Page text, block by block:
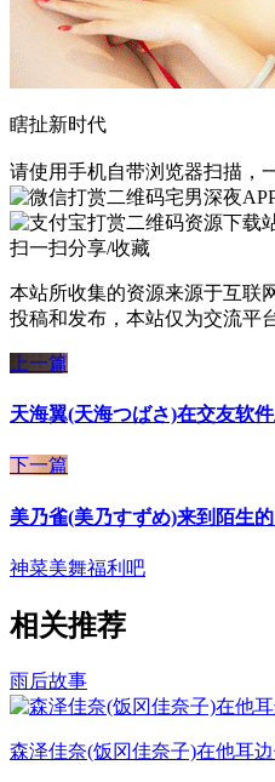
瞎扯新时代
请使用手机自带浏览器扫描，
宅男深夜
资源下载
扫一扫分享/收藏
本站所收集的资源来源于互联
投稿和发布，本站仅为交流平
上一篇
天海翼(天海つばさ)在交友软
下一篇
美乃雀(美乃すずめ)来到陌生
神菜美舞福利吧
相关推荐
雨后故事
森泽佳奈(饭冈佳奈子)在他耳